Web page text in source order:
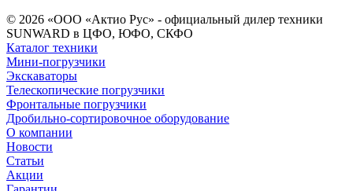
© 2026 «ООО «Актио Рус» - официальный дилер техники
SUNWARD в ЦФО, ЮФО, СКФО
Каталог техники
Мини-погрузчики
Экскаваторы
Телескопические погрузчики
Фронтальные погрузчики
Дробильно-сортировочное оборудование
О компании
Новости
Статьи
Акции